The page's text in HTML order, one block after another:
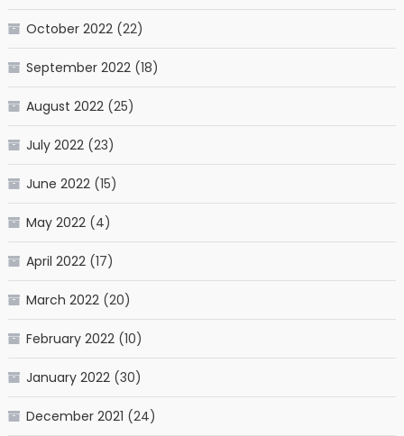
October 2022(22)
September 2022(18)
August 2022(25)
July 2022(23)
June 2022(15)
May 2022(4)
April 2022(17)
March 2022(20)
February 2022(10)
January 2022(30)
December 2021 (24)